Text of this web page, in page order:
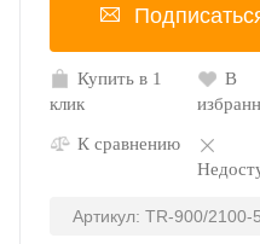
Купить в 1
клик
В
К сравнению
Артикул: TR-900/2100-